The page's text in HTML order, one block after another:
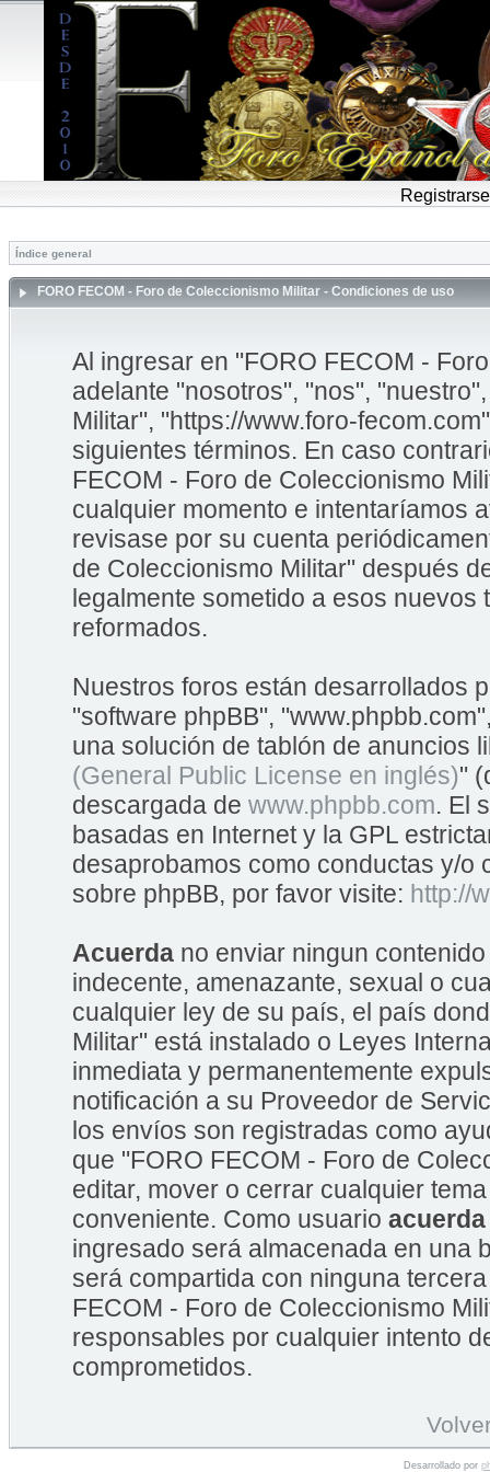
Registrarse
Índice general
FORO FECOM - Foro de Coleccionismo Militar - Condiciones de uso
Al ingresar en "FORO FECOM -
adelante "nosotros", "nos",
Militar", "https://www.foro-
siguientes términos. En caso
FECOM - Foro de Coleccionismo
cualquier momento e intentaríamos
revisase por su cuenta
de Coleccionismo Militar" después
legalmente sometido a esos
reformados.
Nuestros foros están desarrollados
"software phpBB",
una solución de tablón de anuncios
(General Public License en inglés)"
descargada de www.phpbb.com. El
basadas en Internet y la GPL
desaprobamos como conductas y/o
sobre phpBB, por favor visite: http://
Acuerda no enviar ningun
indecente, amenazante, sexual o
cualquier ley de su país, el país
Militar" está instalado o Leyes
inmediata y permanentemente
notificación a su Proveedor de
los envíos son registradas como
que "FORO FECOM - Foro de
editar, mover o cerrar cualquier
conveniente. Como usuario acuerda
ingresado será almacenada en una
será compartida con ninguna
FECOM - Foro de Coleccionismo
responsables por cualquier intento
comprometidos.
Desarrollado por